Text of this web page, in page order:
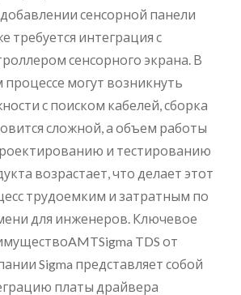
сенсорной панели
требуется интеграция с
сенсорного экрана. В
процессе могут возникнуть
с поиском кабелей, сборка
сложной, а объем работы
и тестированию
возрастает, что делает этот
трудоемким и затратным по
для инженеров. Ключевое
TDS от
Sigma представляет собой
платы драйвера